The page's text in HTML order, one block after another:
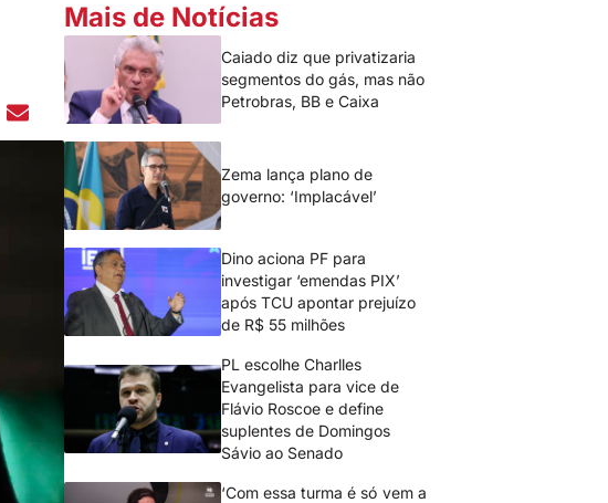
Mais de Notícias
Caiado diz que privatizaria
segmentos do gás, mas não
Petrobras, BB e Caixa
Zema lança plano de
governo: ‘Implacável’
Dino aciona PF para
investigar ‘emendas PIX’
após TCU apontar prejuízo
de R$ 55 milhões
PL escolhe Charlles
Evangelista para vice de
Flávio Roscoe e define
suplentes de Domingos
Sávio ao Senado
‘Com essa turma é só vem a